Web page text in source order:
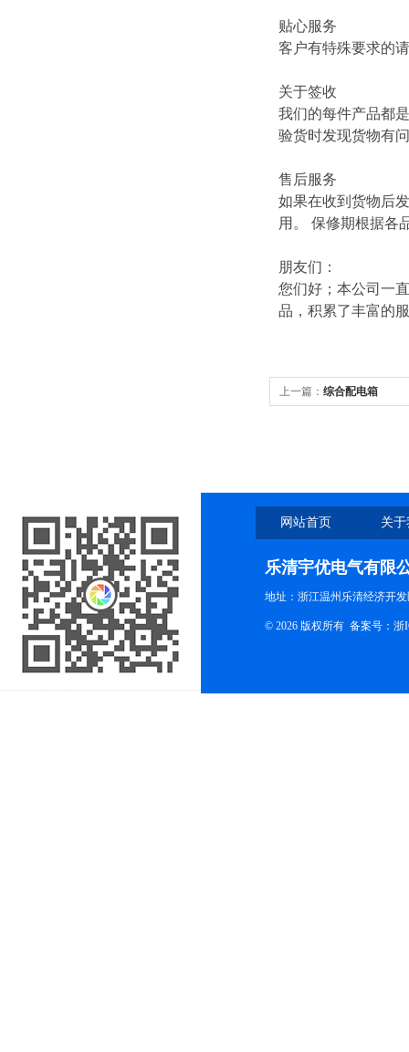
贴心服务
客户有特殊要求的
关于签收
我们的每件产品都
验货时发现货物有
售后服务
如果在收到货物后
用。 保修期根据各
朋友们：
您们好；本公司一
品，积累了丰富的
上一篇： 综合配电箱
网站首页 关
乐清宇优电气有限
地址：浙江温州乐清经济开
© 2026 版权所有 备案号：浙